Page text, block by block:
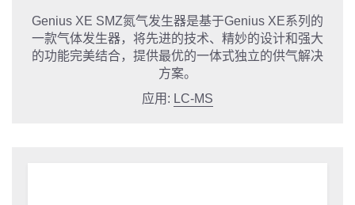
Genius XE SMZ氮气发生器是基于Genius XE系列的
一款气体发生器，将先进的技术、精妙的设计和强大
的功能完美结合，提供最优的一体式独立的供气解决
方案。
应用: LC-MS